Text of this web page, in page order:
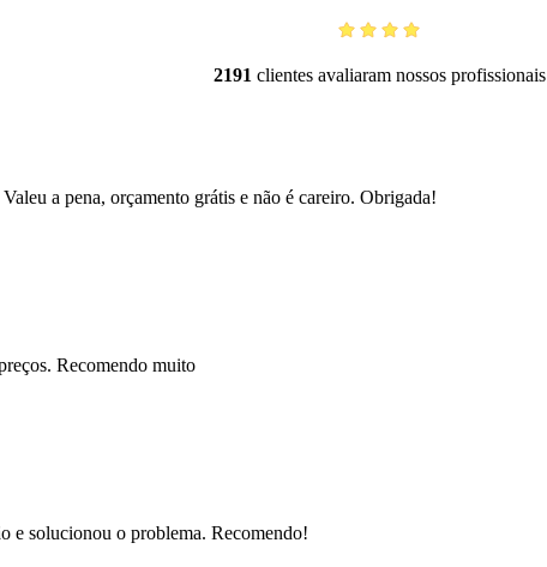
2191 clientes avaliaram nossos profissionais
a pena, orçamento grátis e não é careiro. Obrigada!
Recomendo muito
e solucionou o problema. Recomendo!